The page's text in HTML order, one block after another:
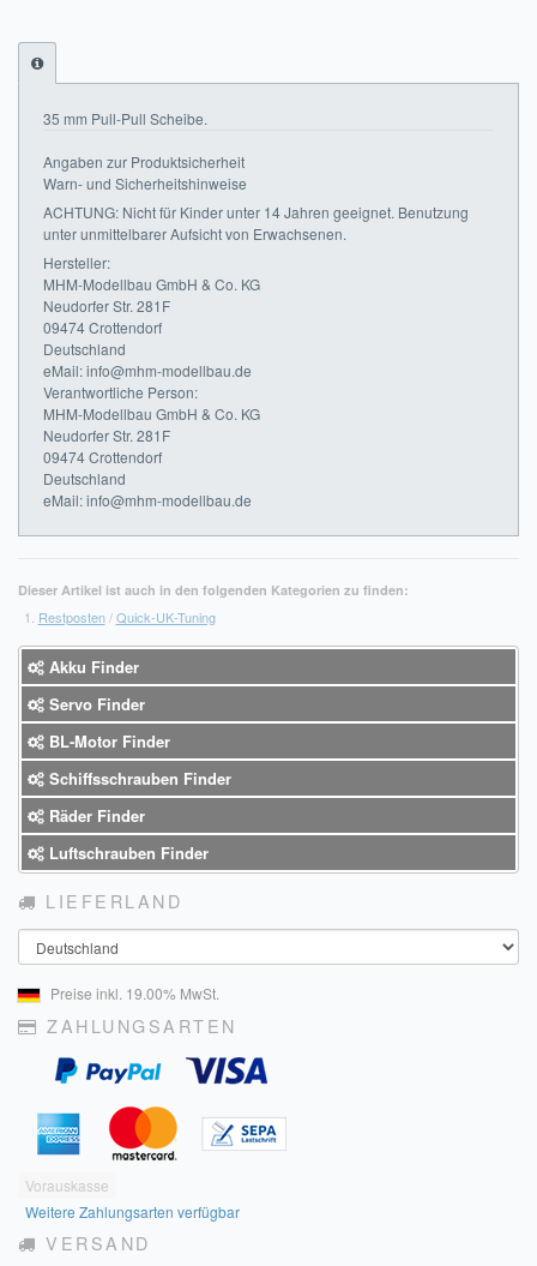
MEIN KONTO
WARENKORB
35 mm Pull-Pull Scheibe.
Angaben zur Produktsicherheit
Warn- und Sicherheitshinweise
ACHTUNG: Nicht für Kinder unter 14 Jahren geeignet. Benutzung
unter unmittelbarer Aufsicht von Erwachsenen.
Hersteller:
MHM-Modellbau GmbH & Co. KG
Neudorfer Str. 281F
09474 Crottendorf
Deutschland
eMail: info@mhm-modellbau.de
Verantwortliche Person:
MHM-Modellbau GmbH & Co. KG
Neudorfer Str. 281F
09474 Crottendorf
Deutschland
eMail: info@mhm-modellbau.de
Dieser Artikel ist auch in den folgenden Kategorien zu finden:
Restposten/Quick-UK-Tuning
Akku Finder
Servo Finder
BL-Motor Finder
Schiffsschrauben Finder
Räder Finder
Luftschrauben Finder
LIEFERLAND
Land
Preise inkl. 19.00% MwSt.
ZAHLUNGSARTEN
Vorauskasse
Weitere Zahlungsarten verfügbar
VERSAND